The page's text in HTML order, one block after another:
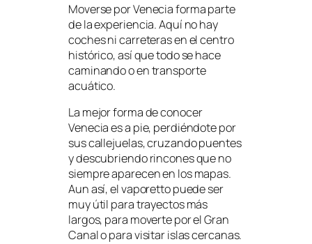
Moverse por Venecia forma parte
de la experiencia. Aquí no hay
coches ni carreteras en el centro
histórico, así que todo se hace
caminando o en transporte
acuático.
La mejor forma de conocer
Venecia es a pie, perdiéndote por
sus callejuelas, cruzando puentes
y descubriendo rincones que no
siempre aparecen en los mapas.
Aun así, el vaporetto puede ser
muy útil para trayectos más
largos, para moverte por el Gran
Canal o para visitar islas cercanas.